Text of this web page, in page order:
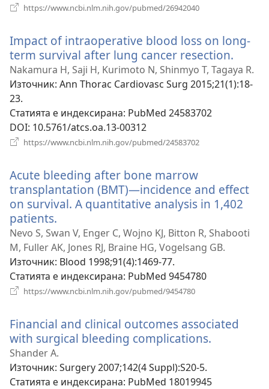
https://www.ncbi.nlm.nih.gov/pubmed/26942040
Impact of intraoperative blood loss on long-
term survival after lung cancer resection.
нов
Nakamura H, Saji H, Kurimoto N, Shinmyo T, Tagaya R.
Източник‎: Ann Thorac Cardiovasc Surg 2015;21(1):18-
23.
Статията е индексирана‎: PubMed 24583702
DOI‎: 10.5761/atcs.oa.13-00312
https://www.ncbi.nlm.nih.gov/pubmed/24583702
Acute bleeding after bone marrow
transplantation (BMT)—incidence and effect
on survival. A quantitative analysis in 1,402
patients.
нов
прозорец)
Nevo S, Swan V, Enger C, Wojno KJ, Bitton R, Shabooti
M, Fuller AK, Jones RJ, Braine HG, Vogelsang GB.
Източник‎: Blood 1998;91(4):1469-77.
Статията е индексирана‎: PubMed 9454780
https://www.ncbi.nlm.nih.gov/pubmed/9454780
Financial and clinical outcomes associated
with surgical bleeding complications.
Shander A.
Източник‎: Surgery 2007;142(4 Suppl):S20-5.
Статията е индексирана‎: PubMed 18019945